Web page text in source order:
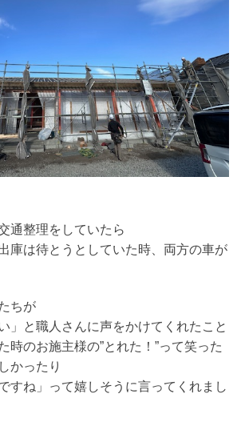
通整理をしていたら
庫は待とうとしていた時、両方の車が
ちが
」と職人さんに声をかけてくれたこと
時のお施主様の”とれた！”って笑った
かったり
すね」って嬉しそうに言ってくれまし